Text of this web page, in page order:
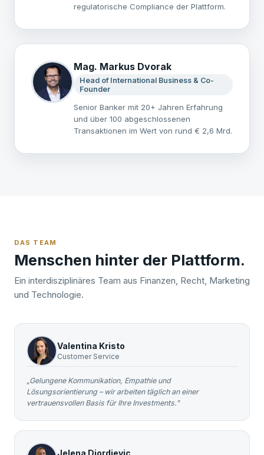
regulatorische Compliance der Plattform.
Mag. Markus Dvorak
Head of International Business & Co-
Founder
Senior Banker mit 20+ Jahren Erfahrung
und über 100 abgeschlossenen
Transaktionen im Wert von rund € 2,6 Mrd.
DAS TEAM
Menschen hinter der Plattform.
Ein interdisziplinäres Team aus Finanzen, Recht, Marketing
und Technologie.
Valentina Kristo
Customer Service
„Gelungene Kommunikation, Empathie und
Lösungsorientierung – wir arbeiten täglich an einer
vertrauensvollen Basis für Ihre Investments."
Jelena Djordjevic